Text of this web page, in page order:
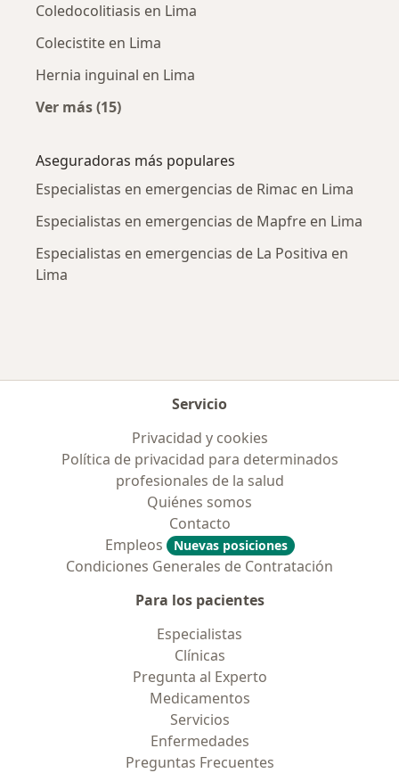
Coledocolitiasis en Lima
Colecistite en Lima
Hernia inguinal en Lima
Ver más (15)
Aseguradoras más populares
Especialistas en emergencias de Rimac en Lima
Especialistas en emergencias de Mapfre en Lima
Especialistas en emergencias de La Positiva en
Lima
Servicio
Privacidad y cookies
Política de privacidad para determinados
profesionales de la salud
Quiénes somos
Contacto
Empleos
Nuevas posiciones
Condiciones Generales de Contratación
Para los pacientes
Especialistas
Clínicas
Pregunta al Experto
Medicamentos
Servicios
Enfermedades
Preguntas Frecuentes